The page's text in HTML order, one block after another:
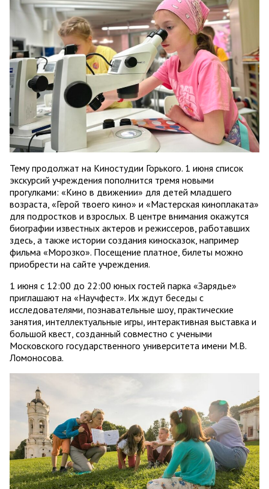
Тему продолжат на Киностудии Горького. 1 июня список
экскурсий учреждения пополнится тремя новыми
прогулками: «Кино в движении» для детей младшего
возраста, «Герой твоего кино» и «Мастерская киноплаката»
для подростков и взрослых. В центре внимания окажутся
биографии известных актеров и режиссеров, работавших
здесь, а также истории создания киносказок, например
фильма «Морозко». Посещение платное, билеты можно
приобрести на сайте учреждения.
1 июня с 12:00 до 22:00 юных гостей парка «Зарядье»
приглашают на «Научфест». Их ждут беседы с
исследователями, познавательные шоу, практические
занятия, интеллектуальные игры, интерактивная выставка и
большой квест, созданный совместно с учеными
Московского государственного университета имени М.В.
Ломоносова.